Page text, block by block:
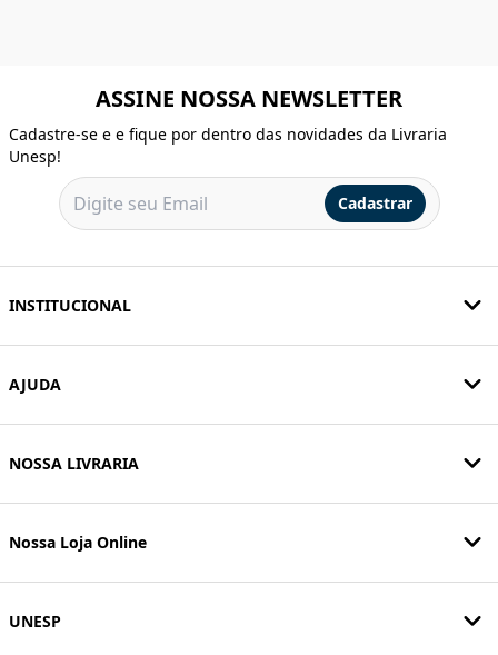
ASSINE NOSSA NEWSLETTER
Cadastre-se e e fique por dentro das novidades da Livraria
Unesp!
Cadastrar
INSTITUCIONAL
AJUDA
NOSSA LIVRARIA
Nossa Loja Online
UNESP